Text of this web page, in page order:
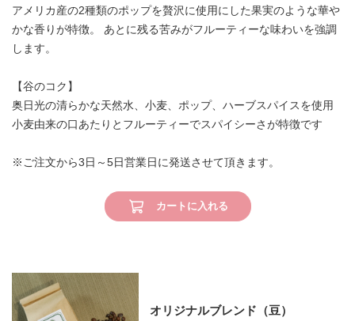
アメリカ産の2種類のポップを贅沢に使用にした果実のような華や
かな香りが特徴。 あとに残る苦みがフルーティーな味わいを強調
します。
【谷のコク】
奥日光の清らかな天然水、小麦、ポップ、ハーブスパイスを使用
小麦由来の口あたりとフルーティーでスパイシーさが特徴です
※ご注文から3日～5日営業日に発送させて頂きます。
カートに入れる
オリジナルブレンド（豆）